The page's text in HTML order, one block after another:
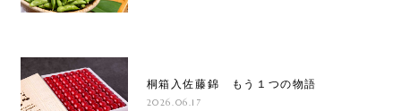
桐箱入佐藤錦 もう１つの物語
2026.06.17